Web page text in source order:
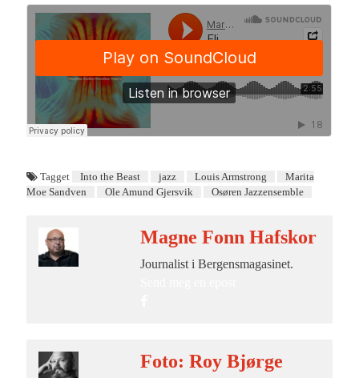
Tagget Into the Beast jazz Louis Armstrong
Marita
Moe Sandven
Ole Amund Gjersvik Osøren Jazzensemble
Magne Fonn Hafskor
Journalist i Bergensmagasinet.
Foto: Roy Bjørge